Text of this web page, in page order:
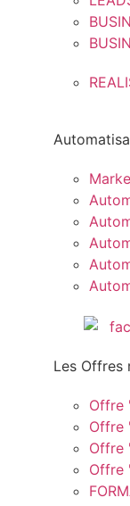
Les Offres
Offre
Offre
Offre
Offre